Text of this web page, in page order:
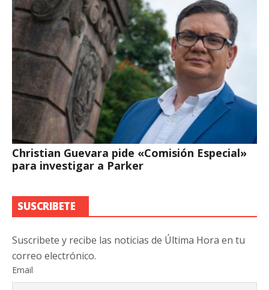
Christian Guevara pide «Comisión Especial»
para investigar a Parker
SUSCRIBETE
Suscribete y recibe las noticias de Última Hora en tu
correo electrónico.
Email